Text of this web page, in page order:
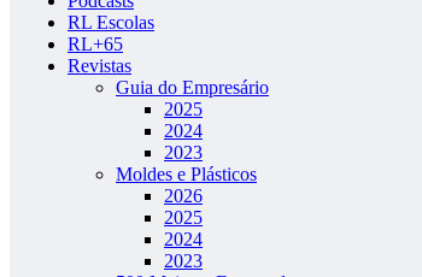
RL Escolas
RL+65
Revistas
Guia do Empresário
2025
2024
2023
Moldes e Plásticos
2026
2025
2024
2023